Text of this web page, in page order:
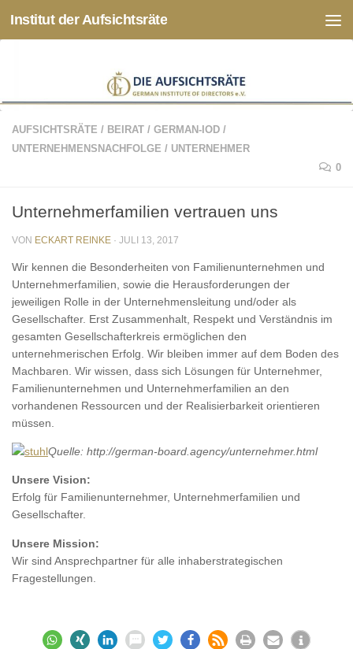
Zum Inhalt springen
Institut der Aufsichtsräte
AUFSICHTSRÄTE / BEIRAT / GERMAN-IOD /
UNTERNEHMENSNACHFOLGE / UNTERNEHMER
0
Unternehmerfamilien vertrauen uns
VON ECKART REINKE · JULI 13, 2017
Wir kennen die Besonderheiten von Familienunternehmen und
Unternehmerfamilien, sowie die Herausforderungen der
jeweiligen Rolle in der Unternehmensleitung und/oder als
Gesellschafter. Erst Zusammenhalt, Respekt und Verständnis im
gesamten Gesellschafterkreis ermöglichen den
unternehmerischen Erfolg. Wir bleiben immer auf dem Boden des
Machbaren. Wir wissen, dass sich Lösungen für Unternehmer,
Familienunternehmen und Unternehmerfamilien an den
vorhandenen Ressourcen und der Realisierbarkeit orientieren
müssen.
Quelle: http://german-board.agency/unternehmer.html
Unsere Vision:
Erfolg für Familienunternehmer, Unternehmerfamilien und
Gesellschafter.
Unsere Mission:
Wir sind Ansprechpartner für alle inhaberstrategischen
Fragestellungen.